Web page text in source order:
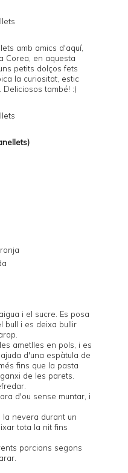
amb amics d'aquí,
Corea, en aquesta
petits dolços fets
la curiositat, estic
. Deliciosos també! :)
i el sucre. Es posa
bull i es deixa bullir
ametlles en pols, i es
d'una espàtula de
fins que la pasta
de les parets.
d'ou sense muntar, i
la nevera durant un
tota la nit fins
porcions segons